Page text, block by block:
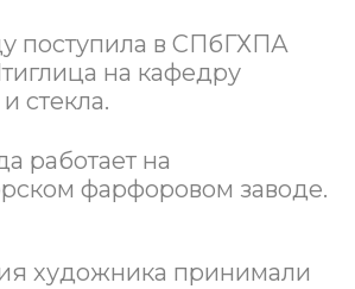
поступила в СПбГХПА
на кафедру
стекла.
работает на
фарфоровом заводе.
художника принимали